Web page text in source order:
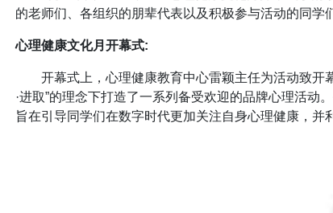
的老师们、各组织的朋辈代表以及积极参与活动的同学
心理健康文化月开幕式:
开幕式上，心理健康教育中心雷颖主任为活动致开
·进取”的理念下打造了一系列备受欢迎的品牌心理活动
旨在引导同学们在数字时代更加关注自身心理健康，并